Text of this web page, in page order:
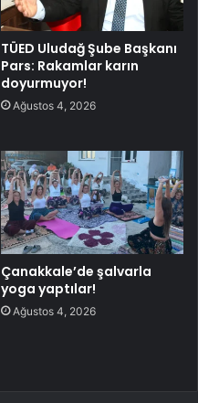
TÜED Uludağ Şube Başkanı
Pars: Rakamlar karın
doyurmuyor!
Ağustos 4, 2026
Çanakkale’de şalvarla
yoga yaptılar!
Ağustos 4, 2026